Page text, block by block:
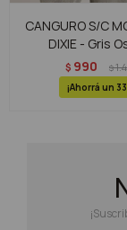
CANGURO S/C
DIXIE - Gris
$ 990 $
33